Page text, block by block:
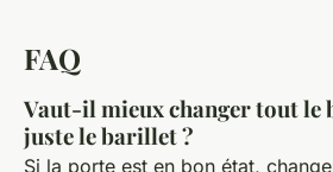
FAQ
Vaut-il mieux changer tout le
juste le barillet ?
Si la porte est en bon état,